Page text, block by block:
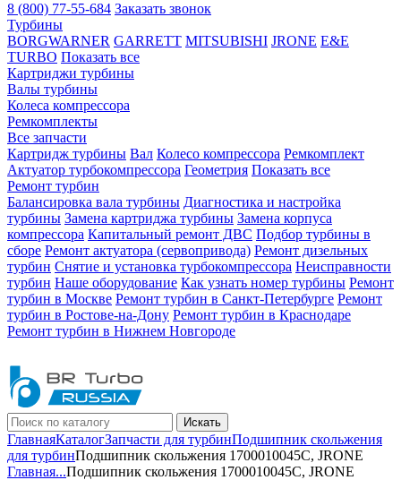
8 (800) 77-55-684 Заказать звонок
Турбины
BORGWARNER GARRETT MITSUBISHI JRONE E&E
TURBO Показать все
Картриджи турбины
Валы турбины
Колеса компрессора
Ремкомплекты
Все запчасти
Картридж турбины Вал Колесо компрессора Ремкомплект
Актуатор турбокомпрессора Геометрия Показать все
Ремонт турбин
Балансировка вала турбины Диагностика и настройка
турбины Замена картриджа турбины Замена корпуса
компрессора Капитальный ремонт ДВС Подбор турбины в
сборе Ремонт актуатора (сервопривода) Ремонт дизельных
турбин Снятие и установка турбокомпрессора Неисправности
турбин Наше оборудование Как узнать номер турбины Ремонт
турбин в Москве Ремонт турбин в Санкт-Петербурге Ремонт
турбин в Ростове-на-Дону Ремонт турбин в Краснодаре
Ремонт турбин в Нижнем Новгороде
Искать
ГлавнаяКаталогЗапчасти для турбинПодшипник скольжения
для турбинПодшипник скольжения 1700010045C, JRONE
Главная...Подшипник скольжения 1700010045C, JRONE